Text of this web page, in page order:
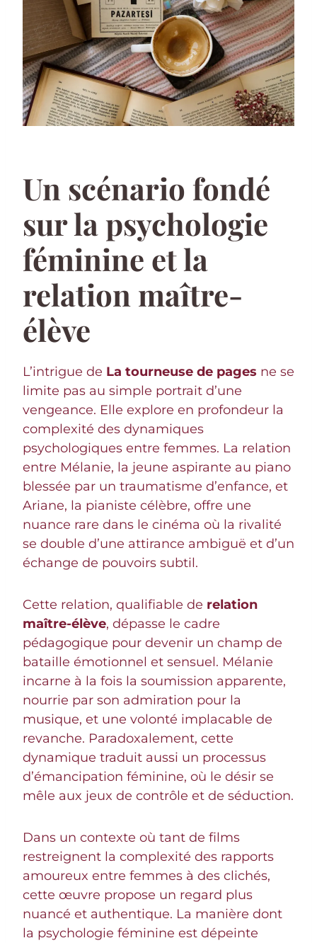
Un scénario fondé
sur la psychologie
féminine et la
relation maître-
élève
L’intrigue de La tourneuse de pages ne se
limite pas au simple portrait d’une
vengeance. Elle explore en profondeur la
complexité des dynamiques
psychologiques entre femmes. La relation
entre Mélanie, la jeune aspirante au piano
blessée par un traumatisme d’enfance, et
Ariane, la pianiste célèbre, offre une
nuance rare dans le cinéma où la rivalité
se double d’une attirance ambiguë et d’un
échange de pouvoirs subtil.
Cette relation, qualifiable de relation
maître-élève, dépasse le cadre
pédagogique pour devenir un champ de
bataille émotionnel et sensuel. Mélanie
incarne à la fois la soumission apparente,
nourrie par son admiration pour la
musique, et une volonté implacable de
revanche. Paradoxalement, cette
dynamique traduit aussi un processus
d’émancipation féminine, où le désir se
mêle aux jeux de contrôle et de séduction.
Dans un contexte où tant de films
restreignent la complexité des rapports
amoureux entre femmes à des clichés,
cette œuvre propose un regard plus
nuancé et authentique. La manière dont
la psychologie féminine est dépeinte